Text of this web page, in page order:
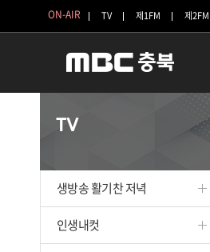
ON-AIR TV 제1FM 제2FM
TV
생방송 활기찬 저녁
인생내컷